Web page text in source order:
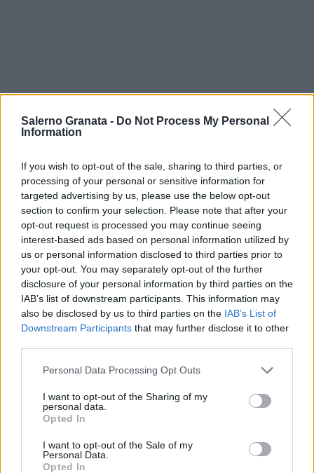
Salerno Granata - Do Not Process My Personal
Information
If you wish to opt-out of the sale, sharing to third parties, or
processing of your personal or sensitive information for
targeted advertising by us, please use the below opt-out
section to confirm your selection. Please note that after your
opt-out request is processed you may continue seeing
interest-based ads based on personal information utilized by
us or personal information disclosed to third parties prior to
your opt-out. You may separately opt-out of the further
disclosure of your personal information by third parties on the
IAB’s list of downstream participants. This information may
also be disclosed by us to third parties on the IAB’s List of
Downstream Participants that may further disclose it to other
Personal Data Processing Opt Outs
I want to opt-out of the Sharing of my
personal data.
Opted In
I want to opt-out of the Sale of my
Personal Data.
Opted In